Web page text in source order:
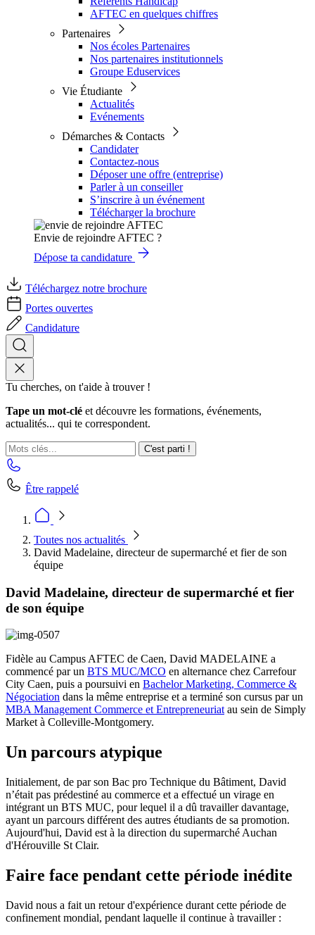
AFTEC en quelques chiffres
Partenaires
Nos écoles Partenaires
Nos partenaires institutionnels
Groupe Eduservices
Vie Étudiante
Actualités
Evénements
Démarches & Contacts
Candidater
Contactez-nous
Déposer une offre (entreprise)
Parler à un conseiller
S’inscrire à un événement
Télécharger la brochure
Envie de rejoindre AFTEC ?
Dépose ta candidature
Téléchargez notre brochure
Portes ouvertes
Candidature
Tu cherches, on t'aide à trouver !
Tape un mot-clé et découvre les formations, événements,
actualités... qui te correspondent.
C'est parti !
Être rappelé
Toutes nos actualités
David Madelaine, directeur de supermarché et fier de son
équipe
David Madelaine, directeur de supermarché et fier
de son équipe
Fidèle au Campus AFTEC de Caen, David MADELAINE a
commencé par un BTS MUC/MCO en alternance chez Carrefour
City Caen, puis a poursuivi en Bachelor Marketing, Commerce &
Négociation dans la même entreprise et a terminé son cursus par un
MBA Management Commerce et Entrepreneuriatau sein de Simply
Market à Colleville-Montgomery.
Un parcours atypique
Initialement, de par son Bac pro Technique du Bâtiment, David
n’était pas prédestiné au commerce et a effectué un virage en
intégrant un BTS MUC, pour lequel il a dû travailler davantage,
ayant un parcours différent des autres étudiants de sa promotion.
Aujourd'hui, David est à la direction du supermarché Auchan
d'Hérouville St Clair.
Faire face pendant cette période inédite
David nous a fait un retour d'expérience durant cette période de
confinement mondial, pendant laquelle il continue à travailler :